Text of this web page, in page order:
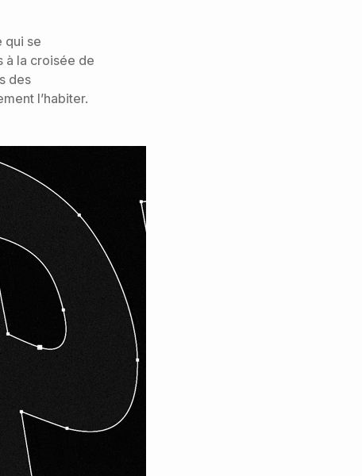
qui se
à la croisée de
des
l’habiter.